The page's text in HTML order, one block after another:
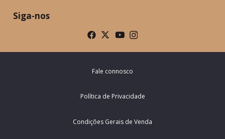
Siga-nos
Fale connosco
Política de Privacidade
Condições Gerais de Venda